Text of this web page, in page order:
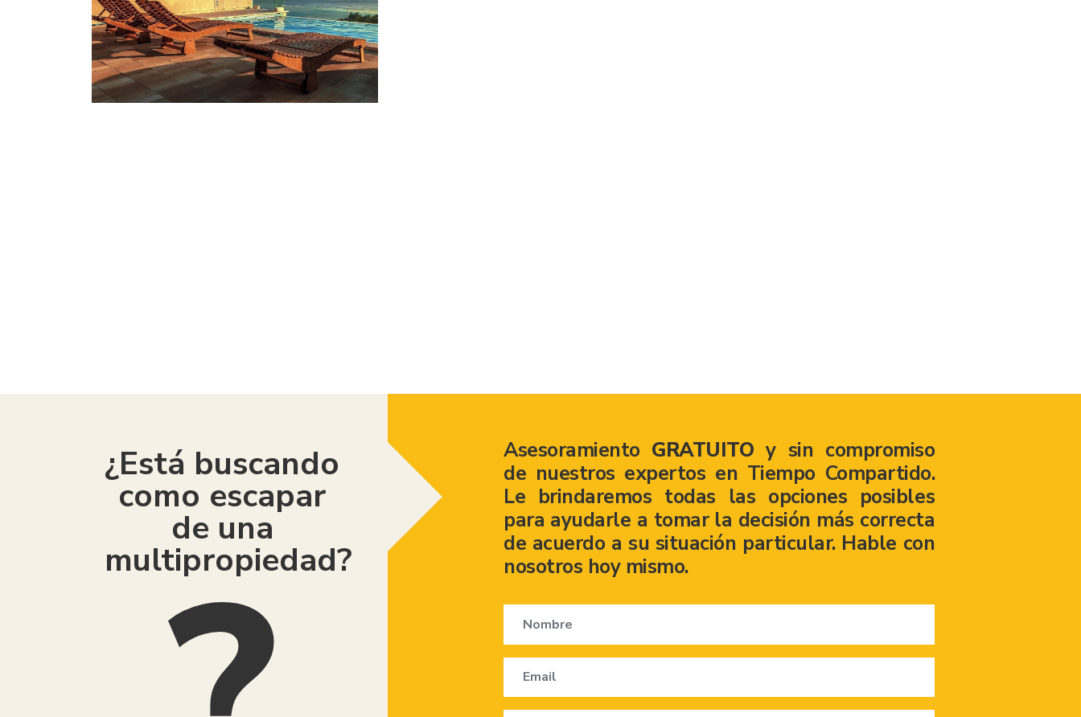
¿Está buscando
como escapar
de una
multipropiedad?
Asesoramiento GRATUITO y sin compromiso
de nuestros expertos en Tiempo Compartido.
Le brindaremos todas las opciones posibles
para ayudarle a tomar la decisión más correcta
de acuerdo a su situación particular. Hable con
nosotros hoy mismo.